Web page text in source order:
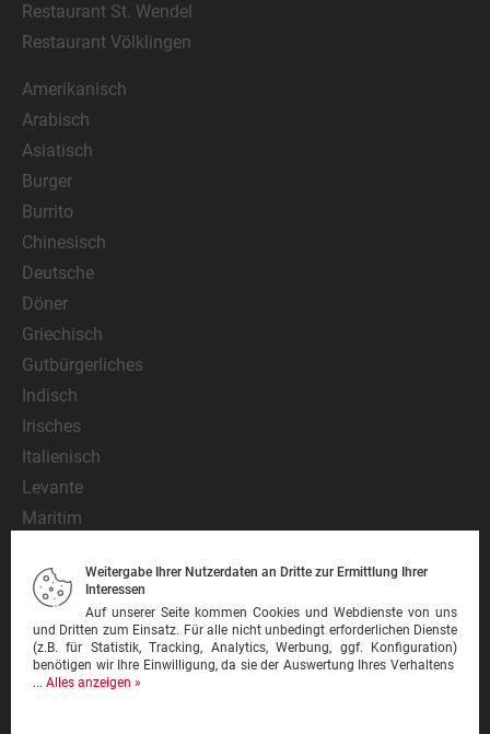
Restaurant St. Wendel
Restaurant Völklingen
Amerikanisch
Arabisch
Asiatisch
Burger
Burrito
Chinesisch
Deutsche
Döner
Griechisch
Gutbürgerliches
Indisch
Irisches
Italienisch
Levante
Maritim
Mexikanisch
Nationalgericht
Orientalisch
Pasta
Weitergabe Ihrer Nutzerdaten an Dritte zur Ermittlung Ihrer
Interessen
Auf unserer Seite kommen Cookies und Webdienste von uns
und Dritten zum Einsatz. Für alle nicht unbedingt erforderlichen Dienste
(z.B. für Statistik, Tracking, Analytics, Werbung, ggf. Konfiguration)
benötigen wir Ihre Einwilligung, da sie der Auswertung Ihres Verhaltens
... Alles anzeigen »